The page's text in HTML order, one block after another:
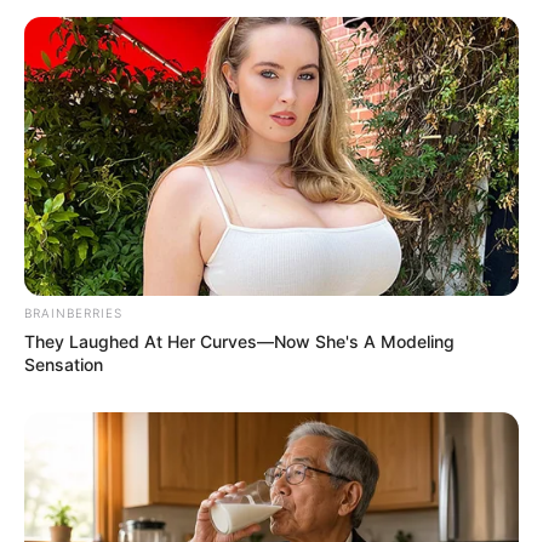
BRAINBERRIES
They Laughed At Her Curves—Now She's A Modeling
Sensation